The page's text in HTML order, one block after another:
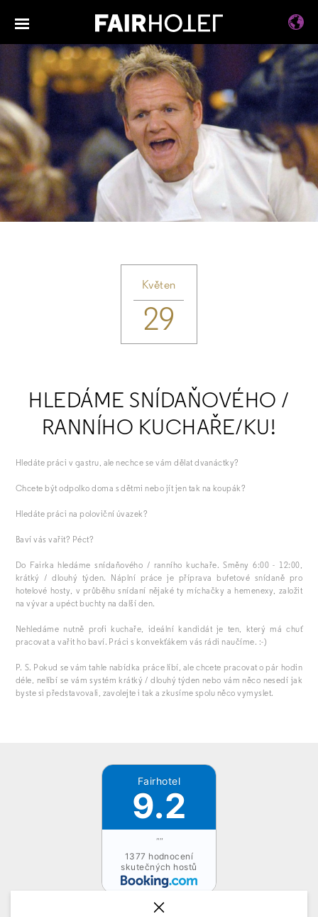
29
Květen
HLEDÁME SNÍDAŇOVÉHO /
RANNÍHO KUCHAŘE/KU!
Hledáte práci v gastru, ale nechce se vám dělat dvanáctky?
Chcete být odpolko doma s dětmi nebo jít jen tak na koupák?
Hledáte práci na poloviční úvazek?
Baví vás vařit? Péct?
Do Fairka hledáme snídaňového / ranního kuchaře. Směny 6:00 - 12:00,
krátký / dlouhý týden. Náplní práce je příprava bufetové snídaně pro
hotelové hosty, v průběhu snídaní nějaké ty míchačky a hemenexy, založit
na vývar a upéct buchty na další den.
Nehledáme nutně profi kuchaře, ideální kandidát je ten, který má chuť
pracovat a vařit ho baví. Práci s konvekťákem vás rádi naučíme. :-)
P. S. Pokud se vám tahle nabídka práce líbí, ale chcete pracovat o pár hodin
déle, nelíbí se vám systém krátký / dlouhý týden nebo vám něco nesedí jak
byste si představovali, zavolejte i tak a zkusíme spolu něco vymyslet.
Fairhotel
9.2
""
1377 hodnocení
skutečných hostů